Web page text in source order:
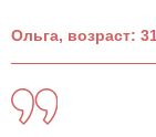
Ольга, возраст: